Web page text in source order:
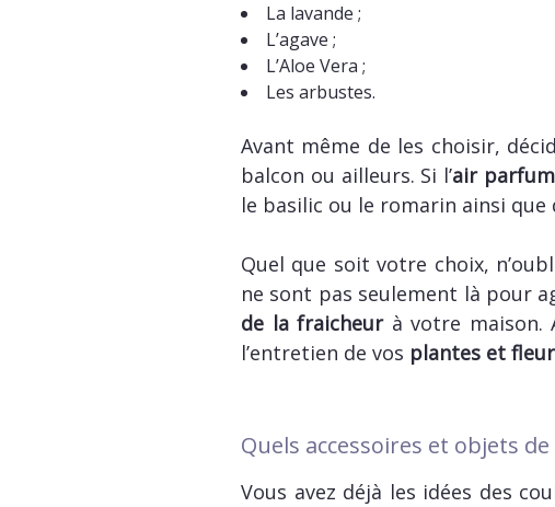
La lavande ;
L’agave ;
L’Aloe Vera ;
Les arbustes.
Avant même de les choisir,
balcon ou ailleurs. Si l’air
le basilic ou le romarin ainsi que
Quel que soit votre choix,
ne sont pas seulement là pour
de la fraicheurà votre maison.
l’entretien de vos plantes et
Quels accessoires et objets
Vous avez déjà les idées des